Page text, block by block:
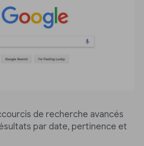
de recherche avancés
par date, pertinence et